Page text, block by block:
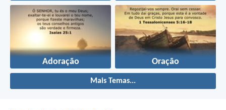
Adoração Oração
Mais Temas...